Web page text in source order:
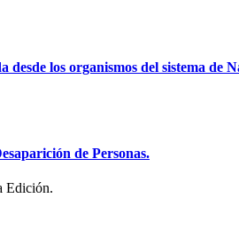
los organismos del sistema de
de Personas.
Edición.